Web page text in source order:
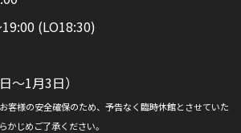
(LO18:30)
～1月3日）
客様の安全確保のため、予告なく臨時休館とさせていた
かじめご了承ください。